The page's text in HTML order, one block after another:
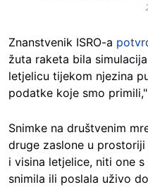
Znanstvenik ISRO-a
žuta raketa bila
letjelicu tijekom njezina
podatke koje smo
Snimke na društvenim
druge zaslone u
i visina letjelice, niti one
snimila ili poslala uživo